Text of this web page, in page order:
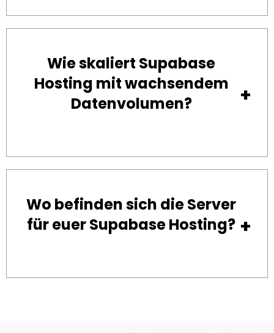
Wie skaliert Supabase
Hosting mit wachsendem
Datenvolumen?
Wo befinden sich die Server
für euer Supabase Hosting?